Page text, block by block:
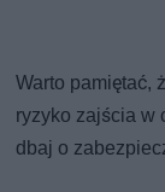
Warto pamiętać,
ryzyko zajścia w
dbaj o